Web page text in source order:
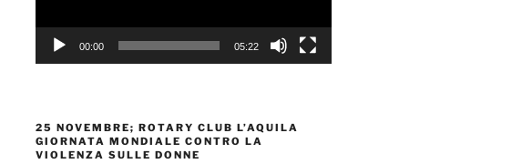
00:00 05:22
25 NOVEMBRE; ROTARY CLUB L’AQUILA
GIORNATA MONDIALE CONTRO LA
VIOLENZA SULLE DONNE